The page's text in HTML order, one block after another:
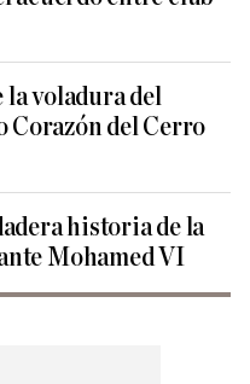
la voladura del
Corazón del Cerro
historia de la
Mohamed VI